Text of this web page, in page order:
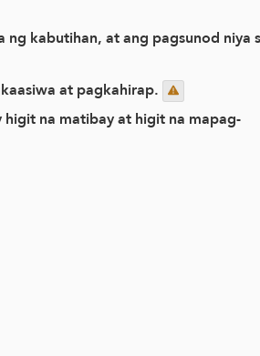
kabutihan, at ang pagsunod niya
at pagkahirap.
na matibay at higit na mapag-